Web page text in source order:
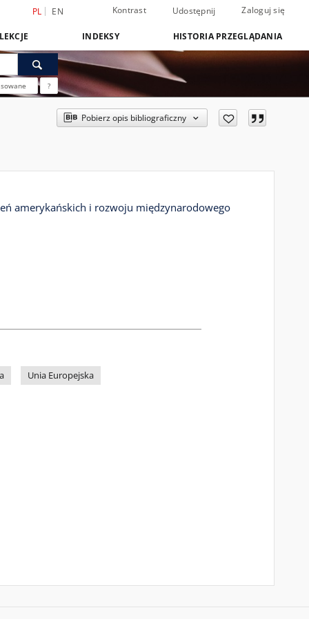
PL EN Kontrast Udostępnij Zaloguj się
INDEKSY HISTORIA PRZEGLĄDANIA
?
Pobierz opis bibliograficzny
amerykańskich i rozwoju międzynarodowego
Unia Europejska